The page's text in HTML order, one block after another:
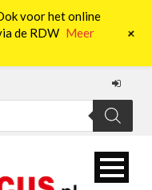
voor het online
de RDW Meer
+